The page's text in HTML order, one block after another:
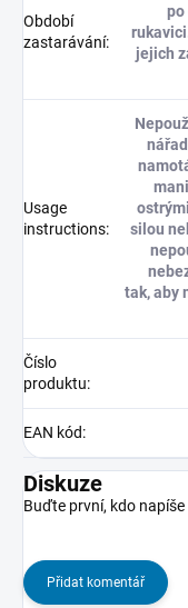
Období
zastarávání:
po
jejich
Usage
instructions:
silou
tak, aby
Číslo
produktu:
EAN kód:
Diskuze
Buďte první, kdo
Přidat komentář